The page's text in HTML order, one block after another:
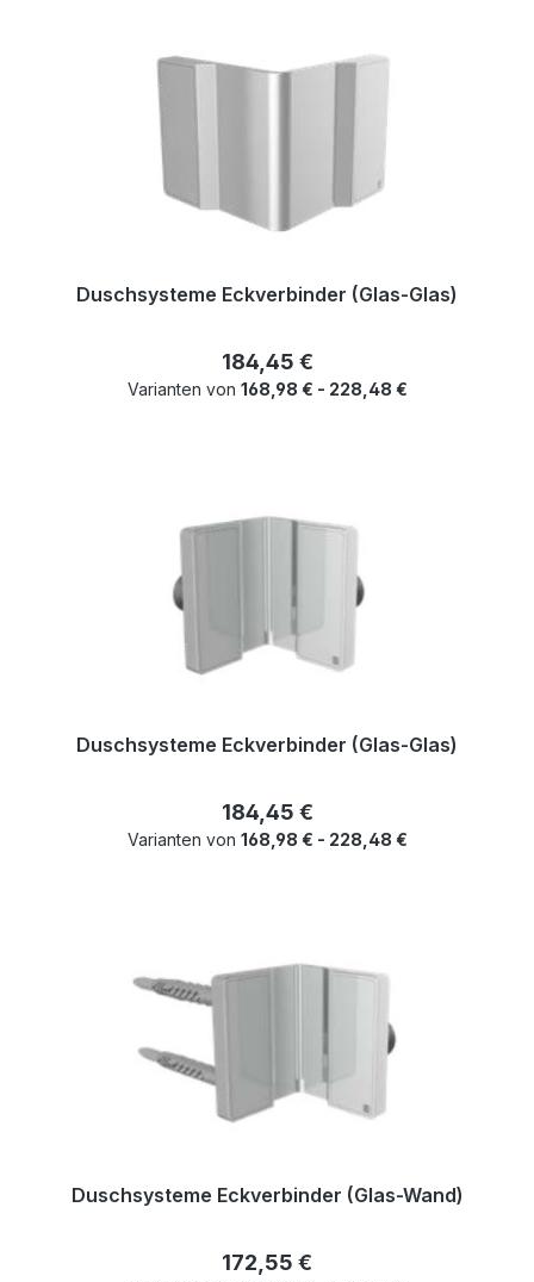
Duschsysteme Eckverbinder (Glas-Glas)
Regulärer Preis:
184,45 €
Varianten von 168,98 € - 228,48 €
Duschsysteme Eckverbinder (Glas-Glas)
Regulärer Preis:
184,45 €
Varianten von 168,98 € - 228,48 €
Duschsysteme Eckverbinder (Glas-Wand)
Regulärer Preis:
172,55 €